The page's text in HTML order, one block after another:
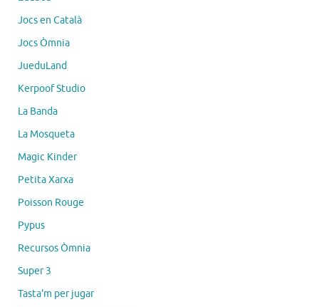
Jocs en Català
Jocs Òmnia
JueduLand
Kerpoof Studio
La Banda
La Mosqueta
Magic Kinder
Petita Xarxa
Poisson Rouge
Pypus
Recursos Òmnia
Super 3
Tasta'm per jugar